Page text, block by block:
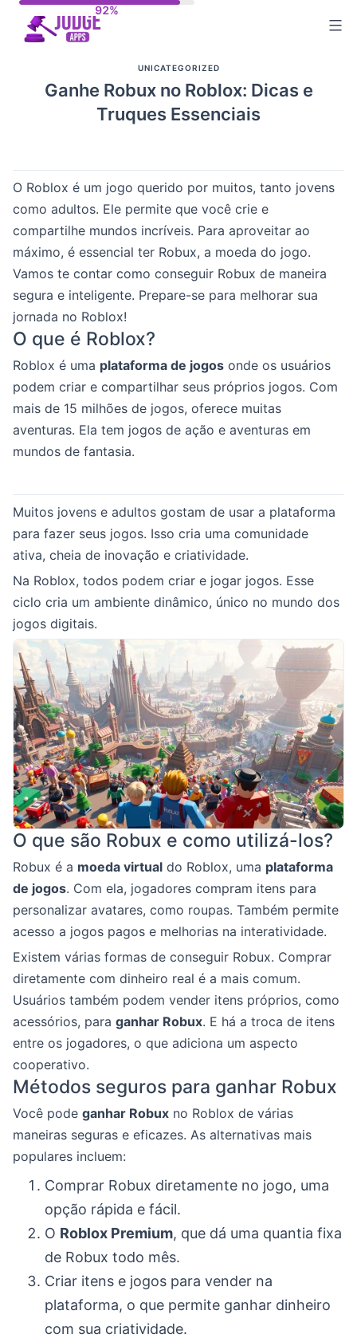
UNICATEGORIZED
Ganhe Robux no Roblox: Dicas e
Truques Essenciais
O Roblox é um jogo querido por muitos, tanto jovens
como adultos. Ele permite que você crie e
compartilhe mundos incríveis. Para aproveitar ao
máximo, é essencial ter Robux, a moeda do jogo.
Vamos te contar como conseguir Robux de maneira
segura e inteligente. Prepare-se para melhorar sua
jornada no Roblox!
O que é Roblox?
Roblox é uma plataforma de jogos onde os usuários
podem criar e compartilhar seus próprios jogos. Com
mais de 15 milhões de jogos, oferece muitas
aventuras. Ela tem jogos de ação e aventuras em
mundos de fantasia.
Muitos jovens e adultos gostam de usar a plataforma
para fazer seus jogos. Isso cria uma comunidade
ativa, cheia de inovação e criatividade.
Na Roblox, todos podem criar e jogar jogos. Esse
ciclo cria um ambiente dinâmico, único no mundo dos
jogos digitais.
O que são Robux e como utilizá-los?
Robux é a moeda virtual do Roblox, uma plataforma
de jogos. Com ela, jogadores compram itens para
personalizar avatares, como roupas. Também permite
acesso a jogos pagos e melhorias na interatividade.
Existem várias formas de conseguir Robux. Comprar
diretamente com dinheiro real é a mais comum.
Usuários também podem vender itens próprios, como
acessórios, para ganhar Robux. E há a troca de itens
entre os jogadores, o que adiciona um aspecto
cooperativo.
Métodos seguros para ganhar Robux
Você pode ganhar Robux no Roblox de várias
maneiras seguras e eficazes. As alternativas mais
populares incluem:
Comprar Robux diretamente no jogo, uma
opção rápida e fácil.
O Roblox Premium, que dá uma quantia fixa
de Robux todo mês.
Criar itens e jogos para vender na
plataforma, o que permite ganhar dinheiro
com sua criatividade.